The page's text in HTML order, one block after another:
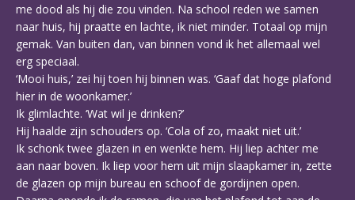
me dood als hij die zou vinden. Na school reden we samen
naar huis, hij praatte en lachte, ik niet minder. Totaal op mijn
gemak. Van buiten dan, van binnen vond ik het allemaal wel
erg speciaal.
‘Mooi huis,’ zei hij toen hij binnen was. ‘Gaaf dat hoge plafond
hier in de woonkamer.’
Ik glimlachte. ‘Wat wil je drinken?’
Hij haalde zijn schouders op. ‘Cola of zo, maakt niet uit.’
Ik schonk twee glazen in en wenkte hem. Hij liep achter me
aan naar boven. Ik liep voor hem uit mijn slaapkamer in, zette
de glazen op mijn bureau en schoof de gordijnen open.